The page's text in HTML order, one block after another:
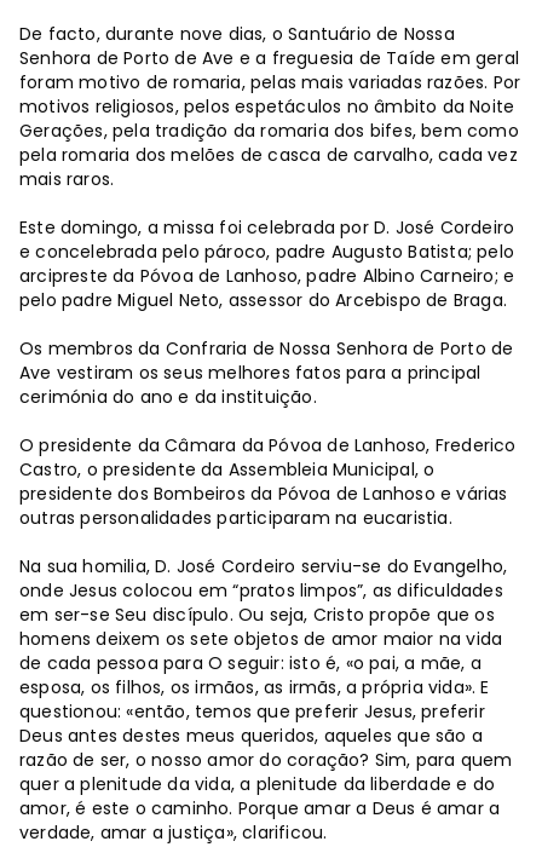
De facto, durante nove dias, o Santuário de Nossa
Senhora de Porto de Ave e a freguesia de Taíde em geral
foram motivo de romaria, pelas mais variadas razões. Por
motivos religiosos, pelos espetáculos no âmbito da Noite
Gerações, pela tradição da romaria dos bifes, bem como
pela romaria dos melões de casca de carvalho, cada vez
mais raros.
Este domingo, a missa foi celebrada por D. José Cordeiro
e concelebrada pelo pároco, padre Augusto Batista; pelo
arcipreste da Póvoa de Lanhoso, padre Albino Carneiro; e
pelo padre Miguel Neto, assessor do Arcebispo de Braga.
Os membros da Confraria de Nossa Senhora de Porto de
Ave vestiram os seus melhores fatos para a principal
cerimónia do ano e da instituição.
O presidente da Câmara da Póvoa de Lanhoso, Frederico
Castro, o presidente da Assembleia Municipal, o
presidente dos Bombeiros da Póvoa de Lanhoso e várias
outras personalidades participaram na eucaristia.
Na sua homilia, D. José Cordeiro serviu-se do Evangelho,
onde Jesus colocou em “pratos limpos”, as dificuldades
em ser-se Seu discípulo. Ou seja, Cristo propõe que os
homens deixem os sete objetos de amor maior na vida
de cada pessoa para O seguir: isto é, «o pai, a mãe, a
esposa, os filhos, os irmãos, as irmãs, a própria vida». E
questionou: «então, temos que preferir Jesus, preferir
Deus antes destes meus queridos, aqueles que são a
razão de ser, o nosso amor do coração? Sim, para quem
quer a plenitude da vida, a plenitude da liberdade e do
amor, é este o caminho. Porque amar a Deus é amar a
verdade, amar a justiça», clarificou.